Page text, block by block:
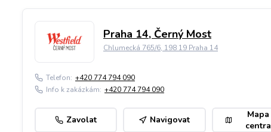
Praha 14, Černý Most
Chlumecká 765/6, 198 19 Praha 14
Telefon: +420 774 794 090
Info k zakázkám: +420 774 794 090
Zavolat Navigovat
Mapa
centra